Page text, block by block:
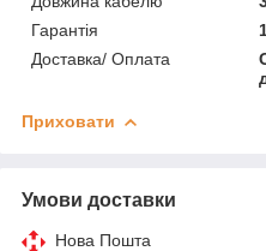
Гарантія
Доставка/ Оплата
Приховати
Умови доставки
Нова Пошта